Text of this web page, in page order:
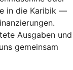
in die Karibik —
Ausgaben und
gemeinsam